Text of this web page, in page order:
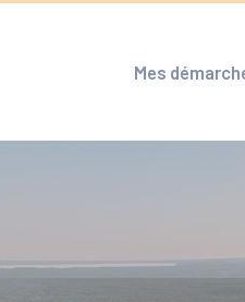
Mes